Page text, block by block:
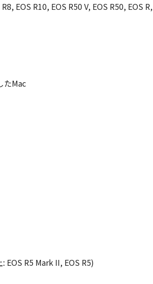
EOS R10, EOS R50 V, EOS R50, EOS R,
たMac
EOS R5 Mark II, EOS R5)